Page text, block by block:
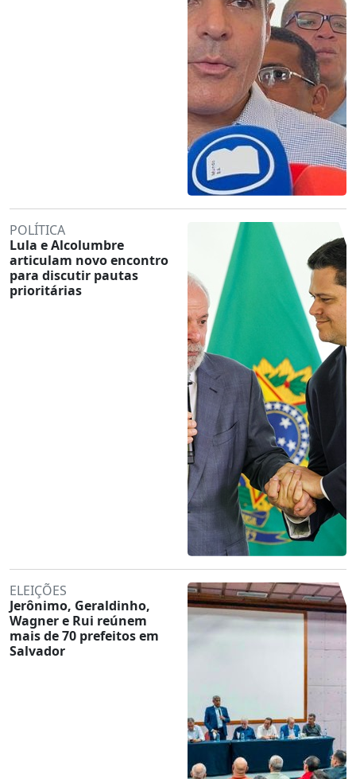
POLÍTICA
Lula e Alcolumbre
articulam novo encontro
para discutir pautas
prioritárias
ELEIÇÕES
Jerônimo, Geraldinho,
Wagner e Rui reúnem
mais de 70 prefeitos em
Salvador